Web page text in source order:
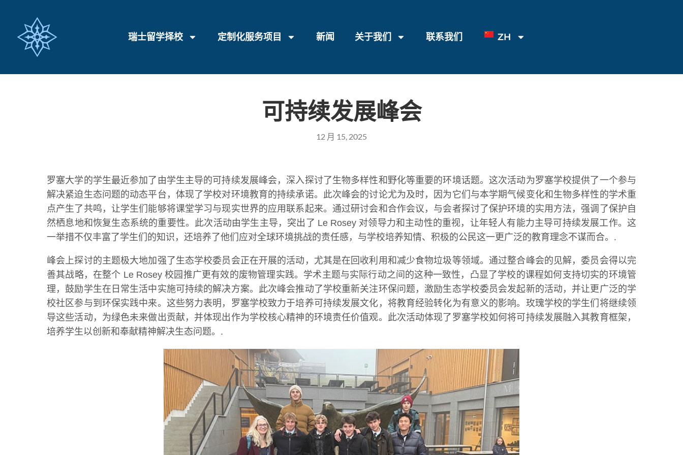
瑞士留学择校 定制化服务项目 新闻 关于我们 联系我们 ZH
可持续发展峰会
12 月 15, 2025
罗塞大学的学生最近参加了由学生主导的可持续发展峰会，深入探讨了生物多样性和野化等重要的环境话题。这次活动为罗塞学校提供了一个参与
解决紧迫生态问题的动态平台，体现了学校对环境教育的持续承诺。此次峰会的讨论尤为及时，因为它们与本学期气候变化和生物多样性的学术重
点产生了共鸣，让学生们能够将课堂学习与现实世界的应用联系起来。通过研讨会和合作会议，与会者探讨了保护环境的实用方法，强调了保护自
然栖息地和恢复生态系统的重要性。此次活动由学生主导，突出了 Le Rosey 对领导力和主动性的重视，让年轻人有能力主导可持续发展工作。这
一举措不仅丰富了学生们的知识，还培养了他们应对全球环境挑战的责任感，与学校培养知情、积极的公民这一更广泛的教育理念不谋而合。.
峰会上探讨的主题极大地加强了生态学校委员会正在开展的活动，尤其是在回收利用和减少食物垃圾等领域。通过整合峰会的见解，委员会得以完
善其战略，在整个 Le Rosey 校园推广更有效的废物管理实践。学术主题与实际行动之间的这种一致性，凸显了学校的课程如何支持切实的环境管
理，鼓励学生在日常生活中实施可持续的解决方案。此次峰会推动了学校重新关注环保问题，激励生态学校委员会发起新的活动，并让更广泛的学
校社区参与到环保实践中来。这些努力表明，罗塞学校致力于培养可持续发展文化，将教育经验转化为有意义的影响。玫瑰学校的学生们将继续领
导这些活动，为绿色未来做出贡献，并体现出作为学校核心精神的环境责任价值观。此次活动体现了罗塞学校如何将可持续发展融入其教育框架，
培养学生以创新和奉献精神解决生态问题。.